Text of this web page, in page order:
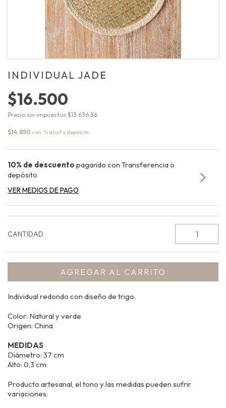
INDIVIDUAL JADE
$16.500
Precio sin impuestos $13.636,36
$14.850 con
10% de descuento pagando con Transferencia o
depósito
VER MEDIOS DE PAGO
CANTIDAD
Individual redondo con diseño de trigo.
Color: Natural y verde
Origen: China
MEDIDAS
Diámetro: 37 cm
Alto: 0,3 cm
Producto artesanal, el tono y las medidas pueden sufrir
variaciones.